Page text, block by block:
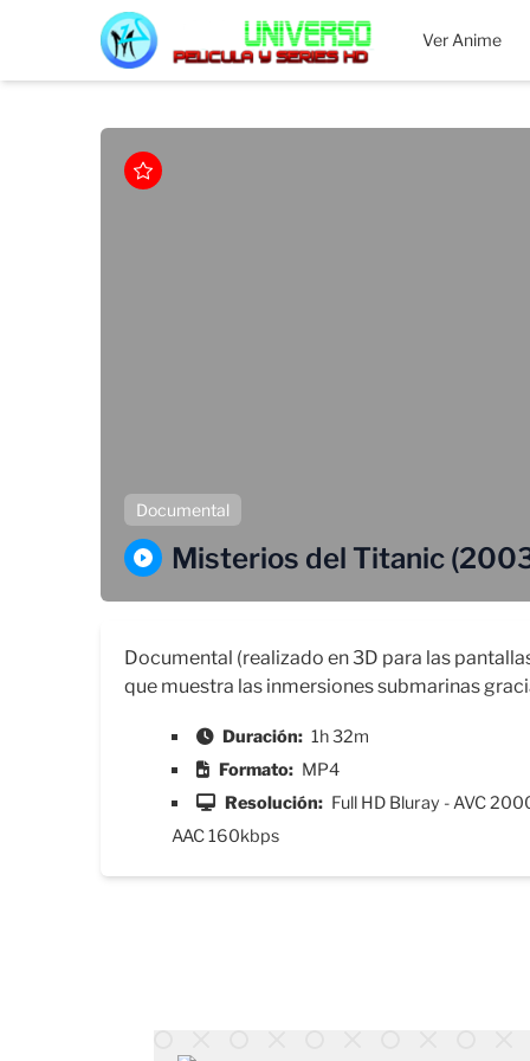
MEGAUNIVERSO Ver Anime
Documental
Misterios del Titanic
Documental (realizado en 3D para las
que muestra las inmersiones submarinas
Duración: 1h 32m
Formato: MP4
Resolución: Full HD Bluray - AVC
AAC 160kbps